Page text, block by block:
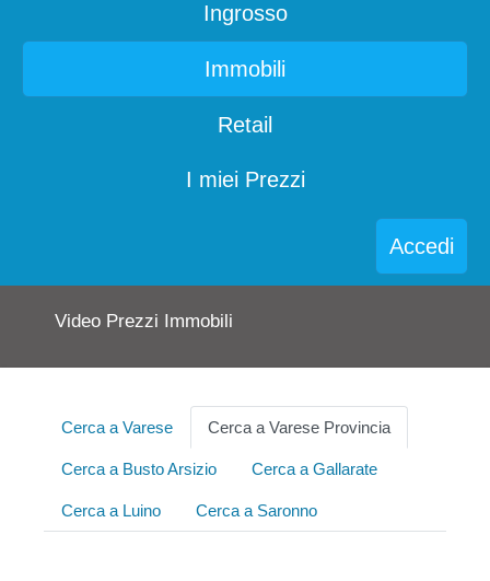
Ingrosso
Immobili
Retail
I miei Prezzi
Accedi
Video Prezzi Immobili
Cerca a Varese Cerca a Varese Provincia
Cerca a Busto Arsizio Cerca a Gallarate
Cerca a Luino Cerca a Saronno